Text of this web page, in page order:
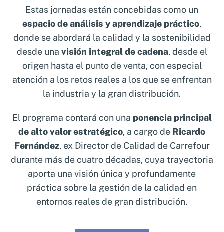
Estas jornadas están concebidas como un
espacio de análisis y aprendizaje práctico,
donde se abordará la calidad y la sostenibilidad
desde una visión integral de cadena, desde el
origen hasta el punto de venta, con especial
atención a los retos reales a los que se enfrentan
la industria y la gran distribución.
El programa contará con una ponencia principal
de alto valor estratégico, a cargo de Ricardo
Fernández, ex Director de Calidad de Carrefour
durante más de cuatro décadas, cuya trayectoria
aporta una visión única y profundamente
práctica sobre la gestión de la calidad en
entornos reales de gran distribución.